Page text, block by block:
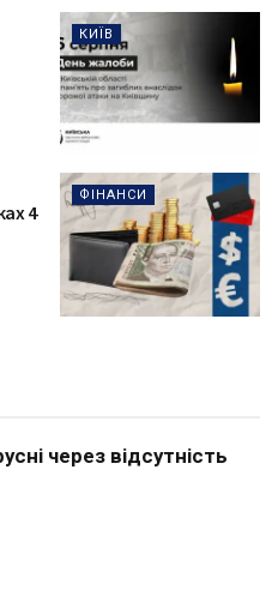
КИЇВ
ФІНАНСИ
4
через відсутність